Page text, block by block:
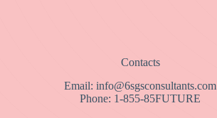
Contacts
Email: info@6sgsconsultants.com
Phone: 1-855-85FUTURE